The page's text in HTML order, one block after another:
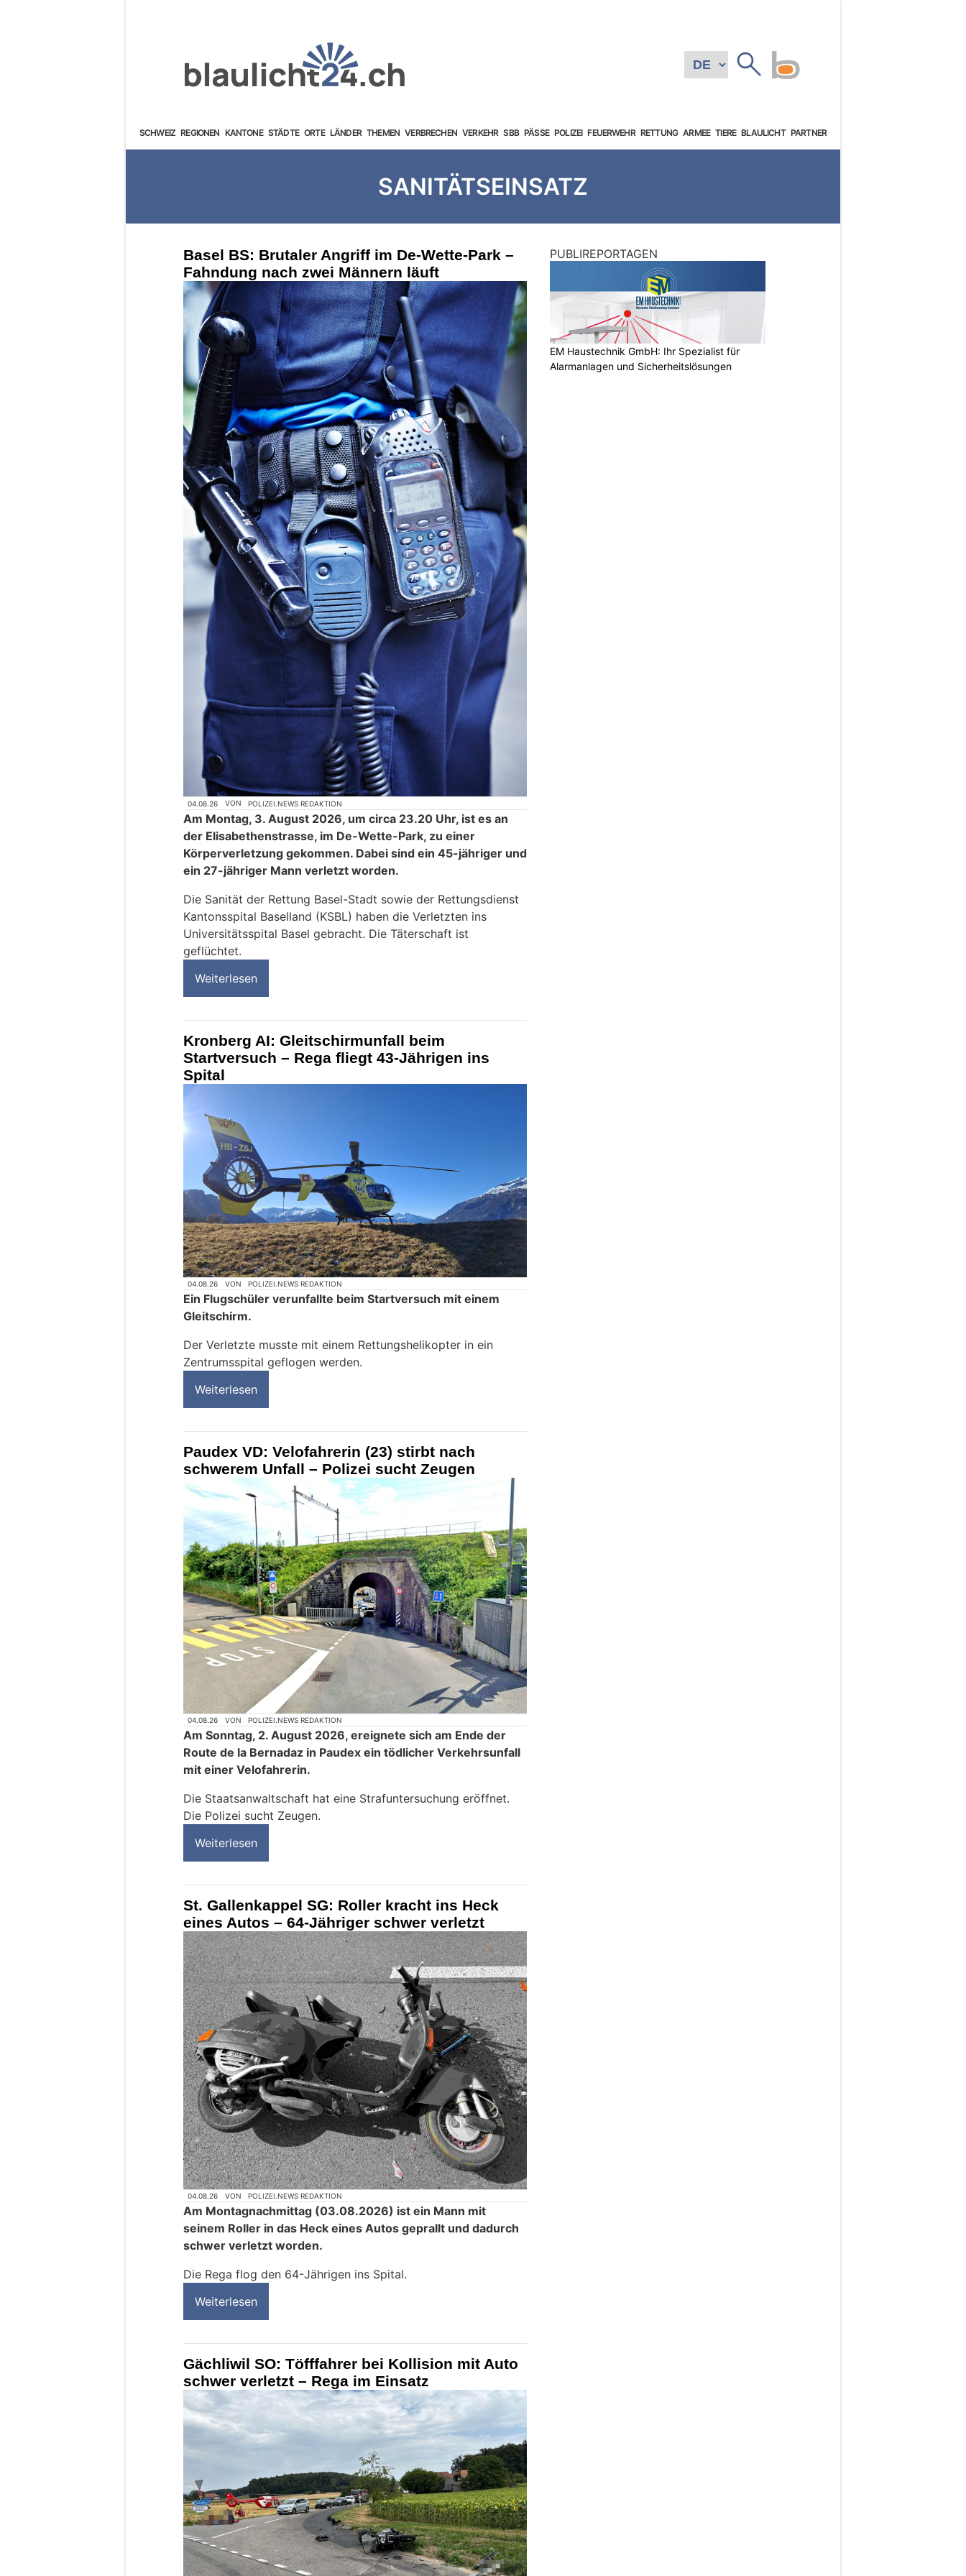
SCHWEIZ REGIONEN KANTONE STÄDTE ORTE LÄNDER THEMEN VERBRECHEN VERKEHR SBB PÄSSE POLIZEI FEUERWEHR RETTUNG ARMEE TIERE BLAULICHT PARTNER
SANITÄTSEINSATZ
Basel BS: Brutaler Angriff im De-Wette-Park –
Fahndung nach zwei Männern läuft
04.08.26 VON POLIZEI.NEWS REDAKTION
Am Montag, 3. August 2026, um circa 23.20 Uhr, ist es an
der Elisabethenstrasse, im De-Wette-Park, zu einer
Körperverletzung gekommen. Dabei sind ein 45-jähriger und
ein 27-jähriger Mann verletzt worden.
Die Sanität der Rettung Basel-Stadt sowie der Rettungsdienst
Kantonsspital Baselland (KSBL) haben die Verletzten ins
Universitätsspital Basel gebracht. Die Täterschaft ist
geflüchtet.
Weiterlesen
Kronberg AI: Gleitschirmunfall beim
Startversuch – Rega fliegt 43-Jährigen ins
Spital
04.08.26 VON POLIZEI.NEWS REDAKTION
Ein Flugschüler verunfallte beim Startversuch mit einem
Gleitschirm.
Der Verletzte musste mit einem Rettungshelikopter in ein
Zentrumsspital geflogen werden.
Weiterlesen
Paudex VD: Velofahrerin (23) stirbt nach
schwerem Unfall – Polizei sucht Zeugen
04.08.26 VON POLIZEI.NEWS REDAKTION
Am Sonntag, 2. August 2026, ereignete sich am Ende der
Route de la Bernadaz in Paudex ein tödlicher Verkehrsunfall
mit einer Velofahrerin.
Die Staatsanwaltschaft hat eine Strafuntersuchung eröffnet.
Die Polizei sucht Zeugen.
Weiterlesen
St. Gallenkappel SG: Roller kracht ins Heck
eines Autos – 64-Jähriger schwer verletzt
04.08.26 VON POLIZEI.NEWS REDAKTION
Am Montagnachmittag (03.08.2026) ist ein Mann mit
seinem Roller in das Heck eines Autos geprallt und dadurch
schwer verletzt worden.
Die Rega flog den 64-Jährigen ins Spital.
Weiterlesen
Gächliwil SO: Töfffahrer bei Kollision mit Auto
schwer verletzt – Rega im Einsatz
PUBLIREPORTAGEN
EM Haustechnik GmbH: Ihr Spezialist für
Alarmanlagen und Sicherheitslösungen